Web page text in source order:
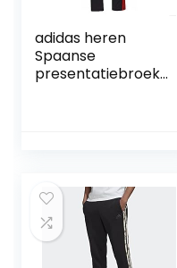
adidas heren
Spaanse
presentatiebroek,